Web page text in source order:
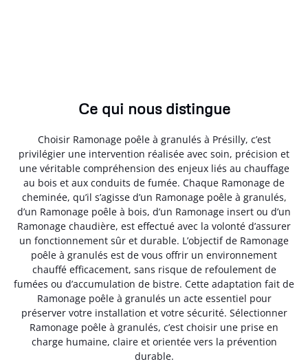
Ce qui nous distingue
Choisir Ramonage poêle à granulés à Présilly, c’est
privilégier une intervention réalisée avec soin, précision et
une véritable compréhension des enjeux liés au chauffage
au bois et aux conduits de fumée. Chaque Ramonage de
cheminée, qu’il s’agisse d’un Ramonage poêle à granulés,
d’un Ramonage poêle à bois, d’un Ramonage insert ou d’un
Ramonage chaudière, est effectué avec la volonté d’assurer
un fonctionnement sûr et durable. L’objectif de Ramonage
poêle à granulés est de vous offrir un environnement
chauffé efficacement, sans risque de refoulement de
fumées ou d’accumulation de bistre. Cette adaptation fait de
Ramonage poêle à granulés un acte essentiel pour
préserver votre installation et votre sécurité. Sélectionner
Ramonage poêle à granulés, c’est choisir une prise en
charge humaine, claire et orientée vers la prévention
durable.